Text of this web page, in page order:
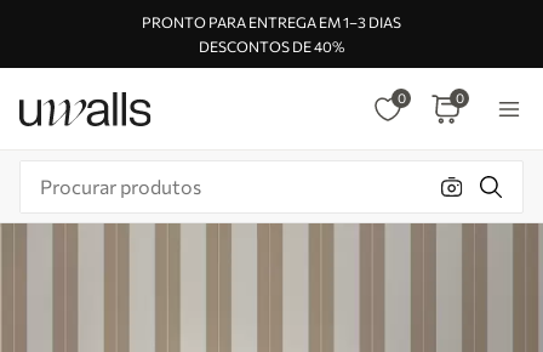
PRONTO PARA ENTREGA EM 1–3 DIAS
DESCONTOS DE 40%
0 0